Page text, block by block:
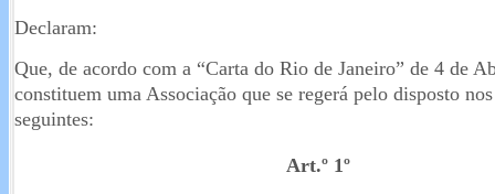
Declaram:
Que, de acordo com a “Carta do Rio de Janeiro” de 4 de
constituem uma Associação que se regerá pelo disposto
seguintes:
Art.º 1º